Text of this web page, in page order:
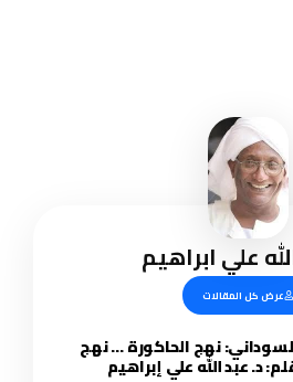
علي ابراهيم
عرض كل المقالات
نهج الحاكورة … نهج
د. عبد الله علي إبراهيم